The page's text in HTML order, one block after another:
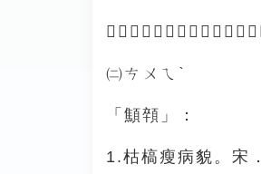
「𩓦顇」：短貌。《集韻．
㈡ㄘㄨㄟˋ
「顦顇」：
1.枯槁瘦病貌。宋